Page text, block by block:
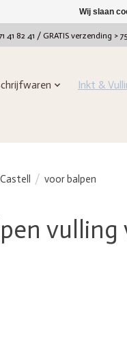
41 82 41 / GRATIS verzending >
Inkt &
/ voor balpen
vulling
Wij slaan